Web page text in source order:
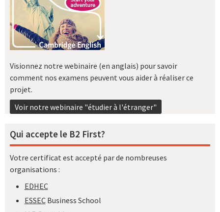
Visionnez notre webinaire (en anglais) pour savoir
comment nos examens peuvent vous aider à réaliser ce
projet.
Voir notre webinaire "étudier à l'étranger"
Qui accepte le B2 First?
Votre certificat est accepté par de nombreuses
organisations :
EDHEC
ESSECBusiness School